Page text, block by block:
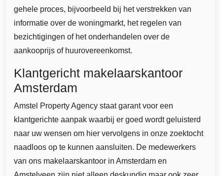
gehele proces, bijvoorbeeld bij het verstrekken van
informatie over de woningmarkt, het regelen van
bezichtigingen of het onderhandelen over de
aankooprijs of huurovereenkomst.
Klantgericht makelaarskantoor
Amsterdam
Amstel Property Agency staat garant voor een
klantgerichte aanpak waarbij er goed wordt geluisterd
naar uw wensen om hier vervolgens in onze zoektocht
naadloos op te kunnen aansluiten. De medewerkers
van ons makelaarskantoor in Amsterdam en